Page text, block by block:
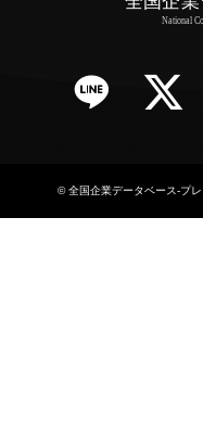
Twitter Facebook
©全国企業データベース-プ